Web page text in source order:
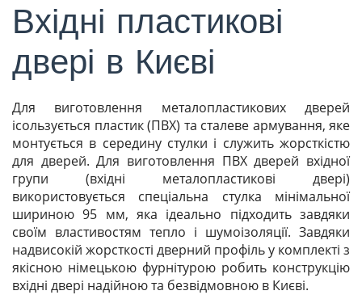
Вхідні пластикові
двері в Києві
Для виготовлення металопластикових дверей
ісользується пластик (ПВХ) та сталеве армування, яке
монтується в середину стулки і служить жорсткістю
для дверей. Для виготовлення ПВХ дверей вхідної
групи (вхідні металопластикові двері)
використовується спеціальна стулка мінімальної
шириною 95 мм, яка ідеально підходить завдяки
своїм властивостям тепло і шумоізоляції. Завдяки
надвисокій жорсткості дверний профіль у комплекті з
якісною німецькою фурнітурою робить конструкцію
вхідні двері надійною та безвідмовною в Києві.